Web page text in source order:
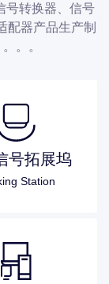
号转换器、信号
配器产品生产制
。。
号拓展坞
Station